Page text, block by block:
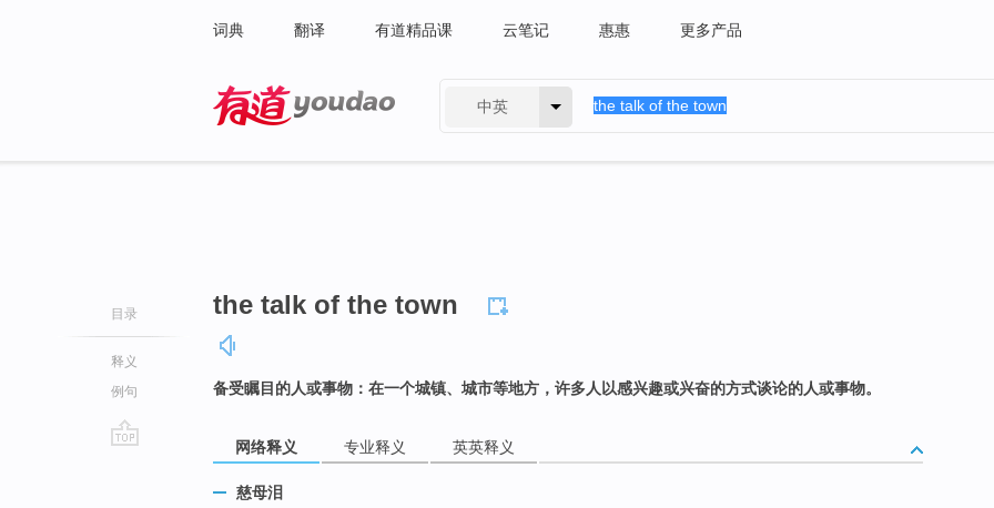
词典 翻译 有道精品课 云笔记 惠惠 更多产品
中英
目录
释义
例句
the talk of the town
备受瞩目的人或事物：在一个城镇、城市等地方，许多人以感兴趣或兴奋的方式谈论的人或事物。
网络释义 专业释义 英英释义
慈母泪